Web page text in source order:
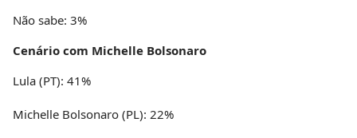
Não sabe: 3%
Cenário com Michelle Bolsonaro
Lula (PT): 41%
Michelle Bolsonaro (PL): 22%